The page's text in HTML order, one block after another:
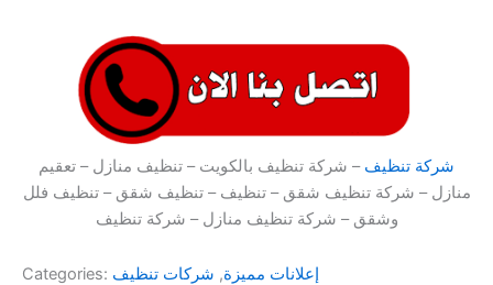
شركة تنظيف – شركة تنظيف بالكويت – تنظيف منازل – تعقيم
منازل – شركة تنظيف شقق – تنظيف – تنظيف شقق – تنظيف فلل
وشقق – شركة تنظيف منازل – شركة تنظيف
Categories: إعلانات مميزة, شركات تنظيف